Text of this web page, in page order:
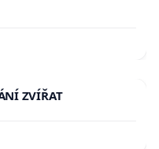
ZVÍŘAT